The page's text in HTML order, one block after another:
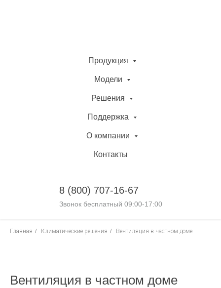
Продукция
Модели
Решения
Поддержка
О компании
Контакты
8 (800) 707-16-67
Звонок бесплатный 09:00-17:00
Главная / Климатические решения / Вентиляция в частном доме
Вентиляция в частном доме